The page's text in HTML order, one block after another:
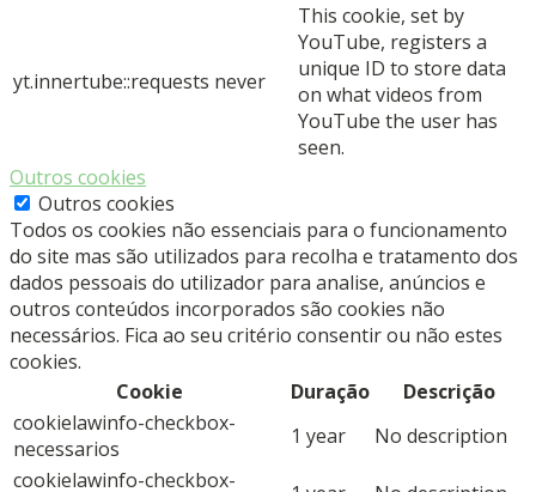
yt.innertube::requests never
This cookie, set by
YouTube, registers a
unique ID to store data
on what videos from
YouTube the user has
seen.
Outros cookies
Outros cookies
Todos os cookies não essenciais para o funcionamento
do site mas são utilizados para recolha e tratamento dos
dados pessoais do utilizador para analise, anúncios e
outros conteúdos incorporados são cookies não
necessários. Fica ao seu critério consentir ou não estes
cookies.
Cookie
Duração
Descrição
cookielawinfo-checkbox-
necessarios
1 year
No description
cookielawinfo-checkbox-